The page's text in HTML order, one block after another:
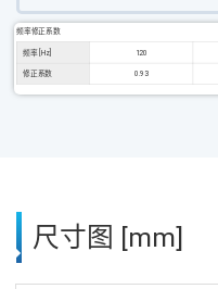
频率修正系数
频率 [Hz] 120
修正系数 0.93
尺寸图 [mm]